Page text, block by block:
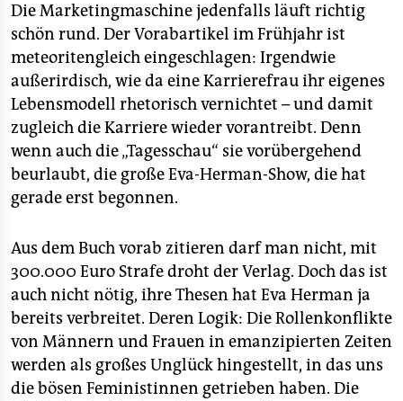
Die Marketingmaschine jedenfalls läuft richtig
schön rund. Der Vorabartikel im Frühjahr ist
meteoritengleich eingeschlagen: Irgendwie
außerirdisch, wie da eine Karrierefrau ihr eigenes
Lebensmodell rhetorisch vernichtet – und damit
zugleich die Karriere wieder vorantreibt. Denn
wenn auch die „Tagesschau“ sie vorübergehend
beurlaubt, die große Eva-Herman-Show, die hat
gerade erst begonnen.
Aus dem Buch vorab zitieren darf man nicht, mit
300.000 Euro Strafe droht der Verlag. Doch das ist
auch nicht nötig, ihre Thesen hat Eva Herman ja
bereits verbreitet. Deren Logik: Die Rollenkonflikte
von Männern und Frauen in emanzipierten Zeiten
werden als großes Unglück hingestellt, in das uns
die bösen Feministinnen getrieben haben. Die